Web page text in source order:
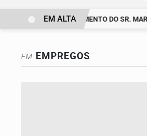
COMUNICA O FALECIMENTO DO SR.
EM ALTA
EM EMPREGOS